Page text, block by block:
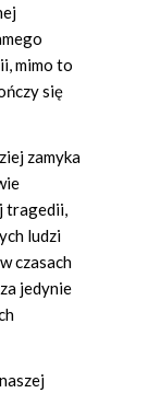
mimo to
się
zamyka
tragedii,
ludzi
czasach
jedynie